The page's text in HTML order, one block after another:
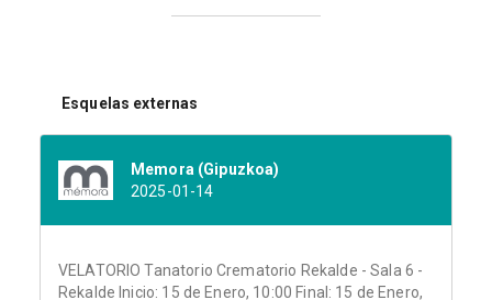
Esquelas externas
Memora (Gipuzkoa)
2025-01-14
VELATORIO Tanatorio Crematorio Rekalde - Sala 6 -
Rekalde Inicio: 15 de Enero, 10:00 Final: 15 de Enero,